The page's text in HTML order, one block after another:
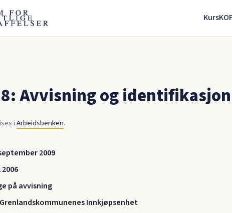
Kurs
Avvisning og
iArbeidsbenken.
2009
2006
på avvisning
Grenlandskommunenes Innkjøpsenhet